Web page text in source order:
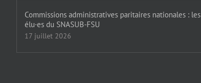
Commissions administratives paritaires nationales : les
élu·es du SNASUB-FSU
17 juillet 2026